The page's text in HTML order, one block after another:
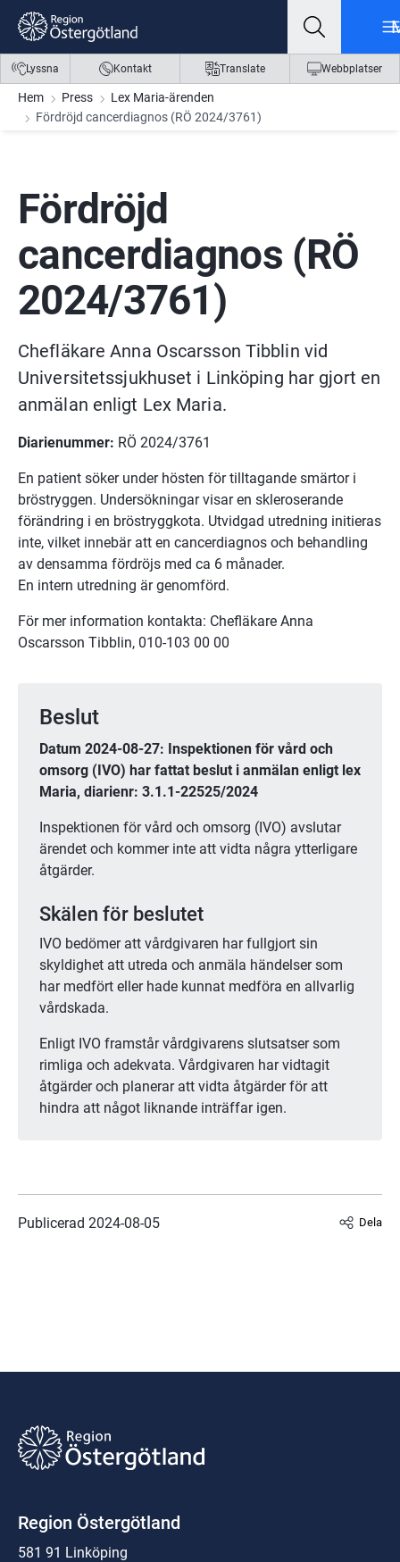
Gå till innehåll
Gå till meny
Gå till sidfot
Lyssna Kontakt Translate Webbplatser
Hem Press
Lex Maria-ärenden
Fördröjd cancerdiagnos (RÖ 2024/3761)
Fördröjd
cancerdiagnos (RÖ
2024/3761)
Chefläkare Anna Oscarsson Tibblin vid
Universitetssjukhuset i Linköping har gjort en
anmälan enligt Lex Maria.
Diarienummer: RÖ 2024/3761
En patient söker under hösten för tilltagande smärtor i
bröstryggen. Undersökningar visar en skleroserande
förändring i en bröstryggkota. Utvidgad utredning initieras
inte, vilket innebär att en cancerdiagnos och behandling
av densamma fördröjs med ca 6 månader.
En intern utredning är genomförd.
För mer information kontakta: Chefläkare Anna
Oscarsson Tibblin, 010-103 00 00
Beslut
Datum 2024-08-27: Inspektionen för vård och
omsorg (IVO) har fattat beslut i anmälan enligt lex
Maria, diarienr: 3.1.1-22525/2024
Inspektionen för vård och omsorg (IVO) avslutar
ärendet och kommer inte att vidta några ytterligare
åtgärder.
Skälen för beslutet
IVO bedömer att vårdgivaren har fullgjort sin
skyldighet att utreda och anmäla händelser som
har medfört eller hade kunnat medföra en allvarlig
vårdskada.
Enligt IVO framstår vårdgivarens slutsatser som
rimliga och adekvata. Vårdgivaren har vidtagit
åtgärder och planerar att vidta åtgärder för att
hindra att något liknande inträffar igen.
Publicerad 2024-08-05 Dela
Region Östergötland
581 91 Linköping